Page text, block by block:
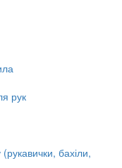
рук
бахіли,